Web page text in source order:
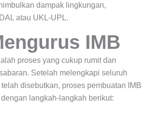
dampak lingkungan,
atau UKL-UPL.
IMB
proses yang cukup rumit dan
Setelah melengkapi seluruh
disebutkan, proses pembuatan IMB
langkah-langkah berikut: